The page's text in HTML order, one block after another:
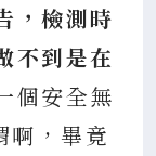
，檢測時
不到是在
個安全無
啊，畢竟